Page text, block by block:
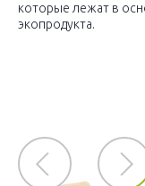
которые лежат в
экопродукта.